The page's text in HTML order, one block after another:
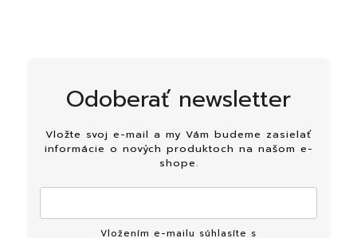
Odoberať newsletter
Vložte svoj e-mail a my Vám budeme zasielať
informácie o nových produktoch na našom e-
shope.